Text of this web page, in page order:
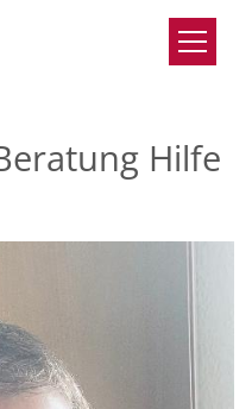
Hilfe